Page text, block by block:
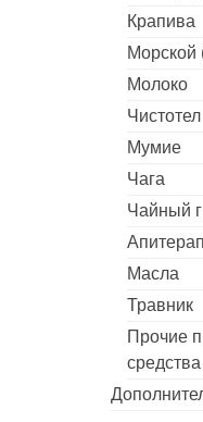
Крапива
Морской
Молоко
Чистотел
Мумие
Чага
Чайный
Масла
Травник
Прочие
средства